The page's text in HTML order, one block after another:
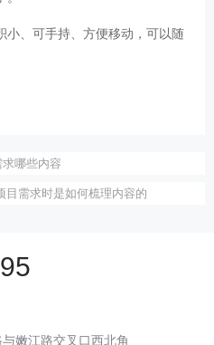
小、可手持、方便移动，可以随
哪些内容
目需求时是如何梳理内容的
嫩江路交叉口西北角